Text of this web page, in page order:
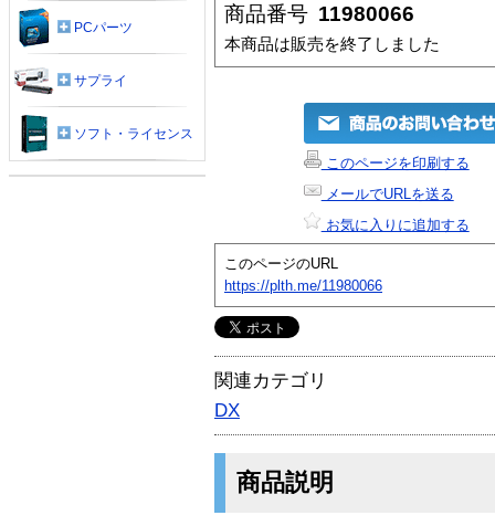
商品番号 11980066
本商品は販売を終了しました
このページを印刷する
メールでURLを送る
お気に入りに追加する
このページのURL
https://plth.me/11980066
関連カテゴリ
DX
商品説明
PCパーツ
サプライ
ソフト・ライセンス